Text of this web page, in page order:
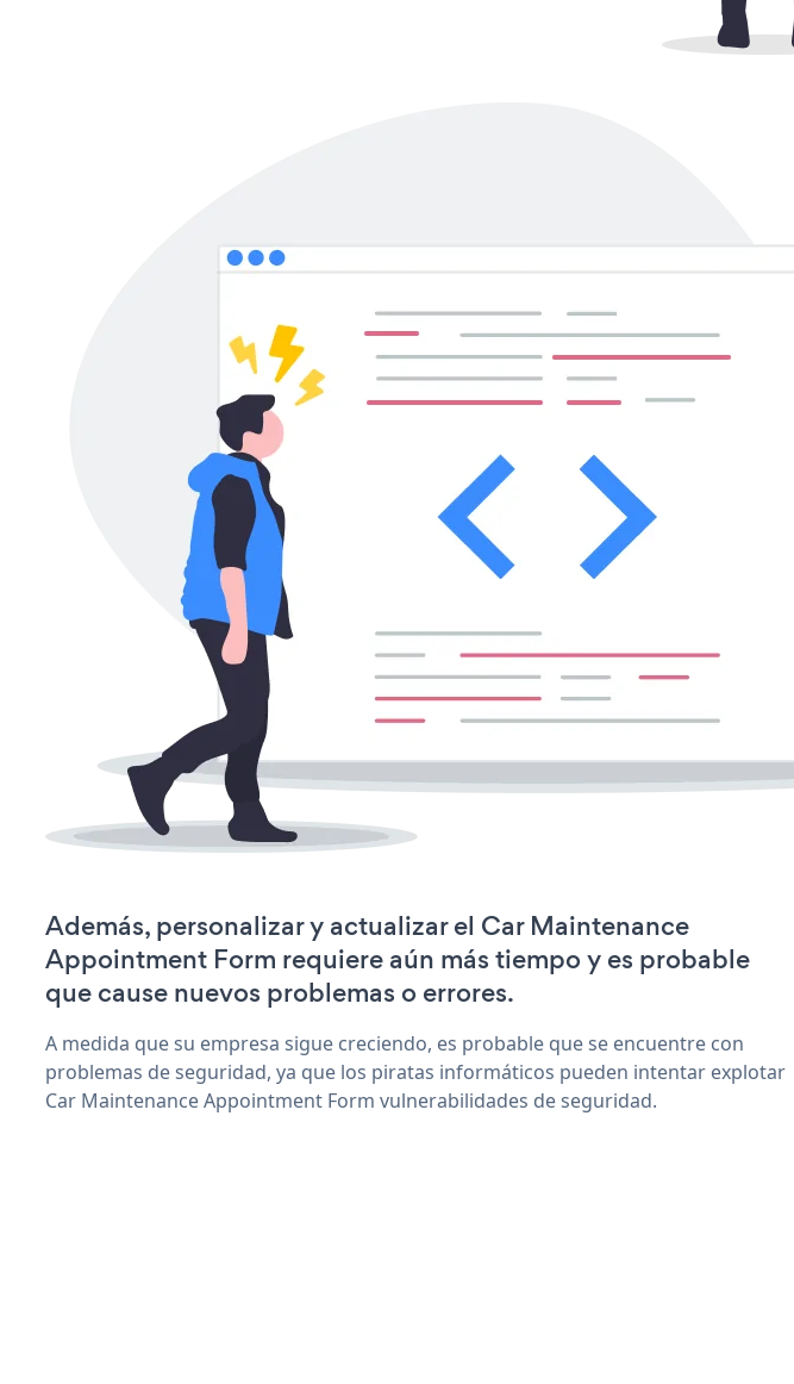
Además, personalizar y actualizar el Car Maintenance
Appointment Form requiere aún más tiempo y es probable
que cause nuevos problemas o errores.
A medida que su empresa sigue creciendo, es probable que se encuentre con
problemas de seguridad, ya que los piratas informáticos pueden intentar explotar
Car Maintenance Appointment Form vulnerabilidades de seguridad.